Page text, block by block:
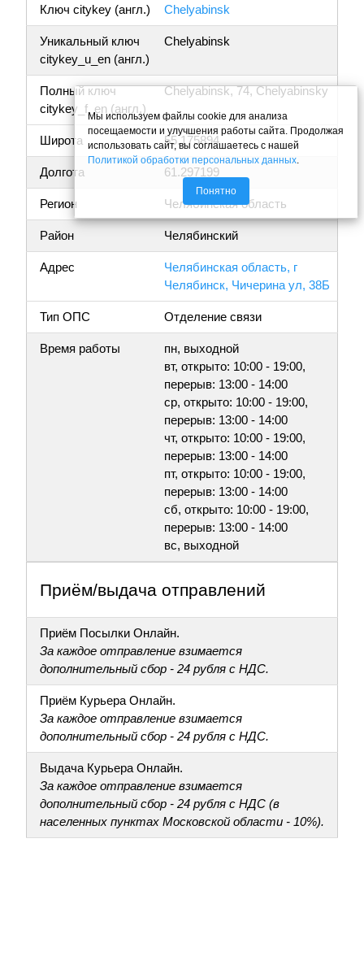
Ключ citykey (англ.) Chelyabinsk
Уникальный ключ
citykey_u_en (англ.)
Chelyabinsk
Полный ключ
citykey_f_en (англ.)
Chelyabinsk, 74, Chelyabinsky
Широта 55.175894
Долгота 61.297199
Регион Челябинская область
Район Челябинский
Адрес
Челябинская область, г
Челябинск, Чичерина ул, 38Б
Тип ОПС Отделение связи
Время работы
пн, выходной
вт, открыто: 10:00 - 19:00,
перерыв: 13:00 - 14:00
ср, открыто: 10:00 - 19:00,
перерыв: 13:00 - 14:00
чт, открыто: 10:00 - 19:00,
перерыв: 13:00 - 14:00
пт, открыто: 10:00 - 19:00,
перерыв: 13:00 - 14:00
сб, открыто: 10:00 - 19:00,
перерыв: 13:00 - 14:00
вс, выходной
Приём/выдача отправлений
Приём Посылки Онлайн.
За каждое отправление взимается
дополнительный сбор - 24 рубля с НДС.
Приём Курьера Онлайн.
За каждое отправление взимается
дополнительный сбор - 24 рубля с НДС.
Выдача Курьера Онлайн.
За каждое отправление взимается
дополнительный сбор - 24 рубля с НДС (в
населенных пунктах Московской области - 10%).
Мы используем файлы cookie для анализа
посещаемости и улучшения работы сайта. Продолжая
использовать сайт, вы соглашаетесь с нашей
Политикой обработки персональных данных.
Понятно